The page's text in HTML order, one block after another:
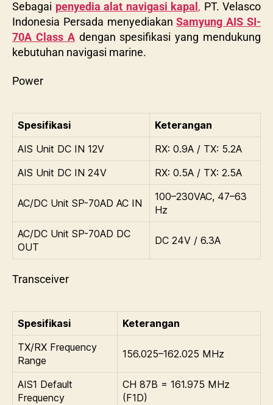
Sebagai penyedia alat navigasi kapal , PT. Velasco
Indonesia Persada menyediakanSamyung AIS SI-
70A Class Adengan spesifikasi yang mendukung
kebutuhan navigasi marine.
Power
Spesifikasi
Keterangan
AIS Unit DC IN 12V
RX: 0.9A / TX: 5.2A
AIS Unit DC IN 24V
RX: 0.5A / TX: 2.5A
AC/DC Unit SP-70AD AC IN
100–230VAC, 47–63
Hz
AC/DC Unit SP-70AD DC
OUT
DC 24V / 6.3A
Transceiver
Spesifikasi
Keterangan
TX/RX Frequency
Range
156.025–162.025 MHz
AIS1 Default
Frequency
CH 87B = 161.975 MHz
(F1D)